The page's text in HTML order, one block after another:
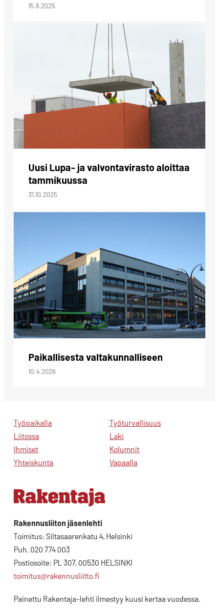
15.8.2025
Uusi Lupa- ja valvontavirasto aloittaa
tammikuussa
31.10.2025
Paikallisesta valtakunnalliseen
10.4.2026
Työpaikalla
Liitossa
Ihmiset
Yhteiskunta
Työturvallisuus
Laki
Kolumnit
Vapaalla
Rakennusliiton jäsenlehti
Toimitus: Siltasaarenkatu 4, Helsinki
Puh. 020 774 003
Postiosoite: PL 307, 00530 HELSINKI
toimitus@rakennusliitto.fi
Painettu Rakentaja-lehti ilmestyy kuusi kertaa vuodessa.